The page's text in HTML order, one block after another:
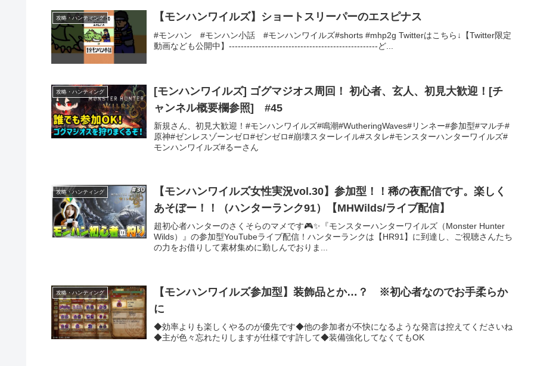
攻略・ハンティング 【モンハンワイルズ】ショートスリーパーのエスピナス
#モンハン #モンハン小話 #モンハンワイルズ#shorts #mhp2g Twitterはこちら↓【Twitter限定
動画なども公開中】--------------------------------------------------ど...
攻略・ハンティング
[モンハンワイルズ] ゴグマジオス周回！ 初心者、玄人、初見大歓迎！[チ
ャンネル概要欄参照] #45
新規さん、初見大歓迎！#モンハンワイルズ#鳴潮#WutheringWaves#リンネー#参加型#マルチ#
原神#ゼンレスゾーンゼロ#ゼンゼロ#崩壊スターレイル#スタレ#モンスターハンターワイルズ#
モンハンワイルズ#るーさん
攻略・ハンティング
【モンハンワイルズ女性実況vol.30】参加型！！稀の夜配信です。楽しく
あそぼー！！（ハンターランク91）【MHWilds/ライブ配信】
超初心者ハンターのさくそらのマメです🎮✨『モンスターハンターワイルズ（Monster Hunter
Wilds）』の参加型YouTubeライブ配信！ハンターランクは【HR91】に到達し、ご視聴さんたち
の力をお借りして素材集めに勤しんでおりま...
攻略・ハンティング
【モンハンワイルズ参加型】装飾品とか…？ ※初心者なのでお手柔らか
に
◆効率よりも楽しくやるのが優先です◆他の参加者が不快になるような発言は控えてくださいね
◆主が色々忘れたりしますが仕様です許して◆装備強化してなくてもOK